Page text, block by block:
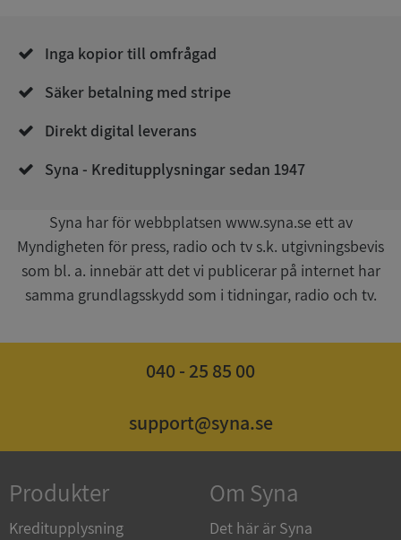
Inga kopior till omfrågad
Säker betalning med stripe
Direkt digital leverans
Syna - Kreditupplysningar sedan 1947
Syna har för webbplatsen www.syna.se ett av
Myndigheten för press, radio och tv s.k. utgivningsbevis
som bl. a. innebär att det vi publicerar på internet har
samma grundlagsskydd som i tidningar, radio och tv.
040 - 25 85 00
support@syna.se
Produkter
Kreditupplysning
Om Syna
Det här är Syna
ARRAffinity
__RequestVerificationToken
Microsoft
upplysningar.syna.se
CookieScriptConsent
CookieScript
1 år 1